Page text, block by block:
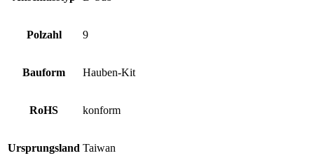
Polzahl 9
Bauform Hauben-Kit
RoHS konform
Ursprungsland Taiwan